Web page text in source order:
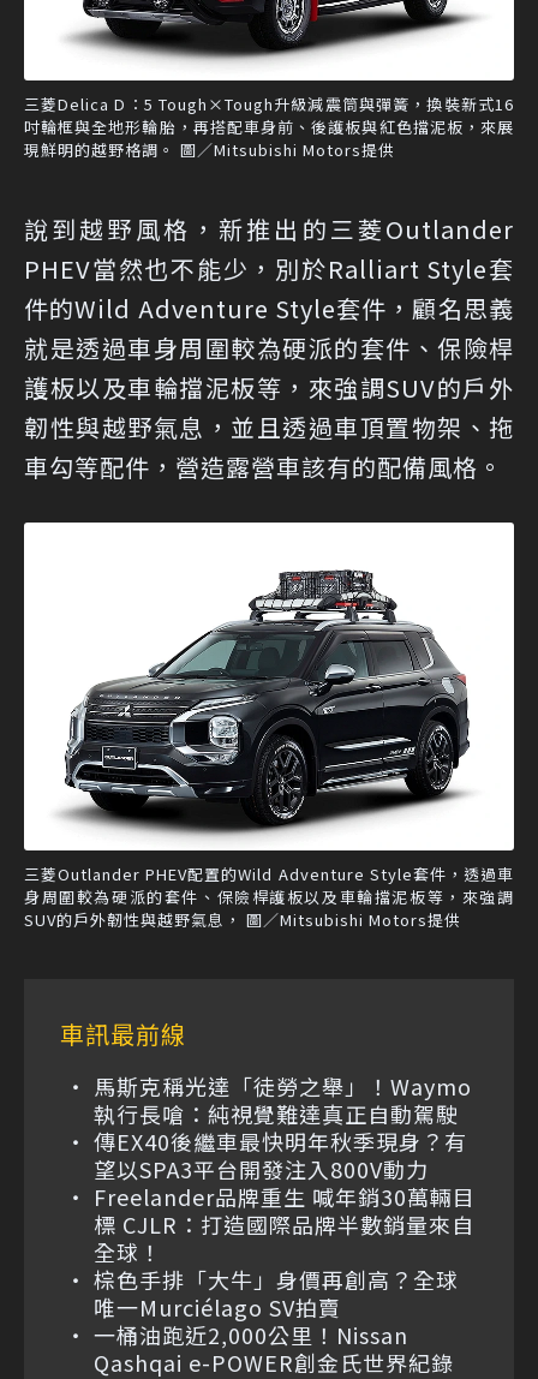
三菱Delica D：5 Tough×Tough升級減震筒與彈簧，換裝新式16
吋輪框與全地形輪胎，再搭配車身前、後護板與紅色擋泥板，來展
現鮮明的越野格調。 圖／Mitsubishi Motors提供
說到越野風格，新推出的三菱Outlander
PHEV當然也不能少，別於Ralliart Style套
件的Wild Adventure Style套件，顧名思義
就是透過車身周圍較為硬派的套件、保險桿
護板以及車輪擋泥板等，來強調SUV的戶外
韌性與越野氣息，並且透過車頂置物架、拖
車勾等配件，營造露營車該有的配備風格。
三菱Outlander PHEV配置的Wild Adventure Style套件，透過車
身周圍較為硬派的套件、保險桿護板以及車輪擋泥板等，來強調
SUV的戶外韌性與越野氣息， 圖／Mitsubishi Motors提供
車訊最前線
馬斯克稱光達「徒勞之舉」！Waymo
執行長嗆：純視覺難達真正自動駕駛
傳EX40後繼車最快明年秋季現身？有
望以SPA3平台開發注入800V動力
Freelander品牌重生 喊年銷30萬輛目
標 CJLR：打造國際品牌半數銷量來自
全球！
棕色手排「大牛」身價再創高？全球
唯一Murciélago SV拍賣
一桶油跑近2,000公里！Nissan
Qashqai e-POWER創金氏世界紀錄